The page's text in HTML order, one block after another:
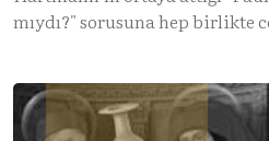
mıydı?" sorusuna hep birlikte